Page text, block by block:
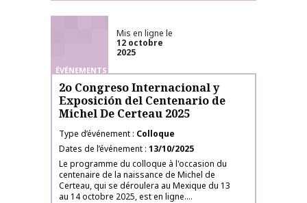
ÉVÉNEMENTS
Mis en ligne le
12 octobre
2025
2o Congreso Internacional y
Exposición del Centenario de
Michel De Certeau 2025
Type d’événement Colloque
Dates de l’événement 13/10/2025
Le programme du colloque à l'occasion du
centenaire de la naissance de Michel de
Certeau, qui se déroulera au Mexique du 13
au 14 octobre 2025, est en ligne....